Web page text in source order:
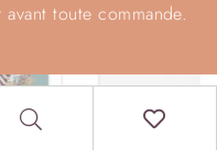
toute commande.